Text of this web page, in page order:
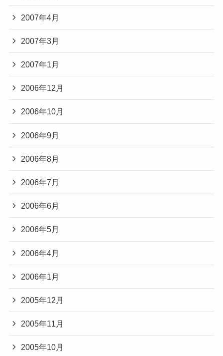
2007年4月
2007年3月
2007年1月
2006年12月
2006年10月
2006年9月
2006年8月
2006年7月
2006年6月
2006年5月
2006年4月
2006年1月
2005年12月
2005年11月
2005年10月